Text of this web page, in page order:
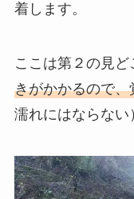
着します。
ここは第２の見ど
きがかかるので
濡れにはならない